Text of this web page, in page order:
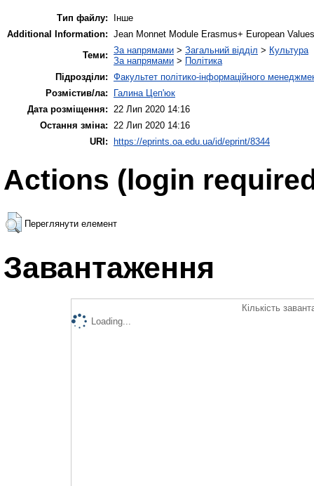
Тип файлу:
Інше
Additional Information: Jean Monnet Module Erasmus+ European
Теми: За напрямами > Загальний відділ > Культура
За напрямами > Політика
Підрозділи: Факультет політико-інформаційного
Розмістив/ла:
Галина Цеп'юк
Дата розміщення:
22 Лип 2020 14:16
Остання зміна:
22 Лип 2020 14:16
URI: https://eprints.oa.edu.ua/id/eprint/8344
Actions (login
Переглянути елемент
Завантаження
Кількість
Loading...